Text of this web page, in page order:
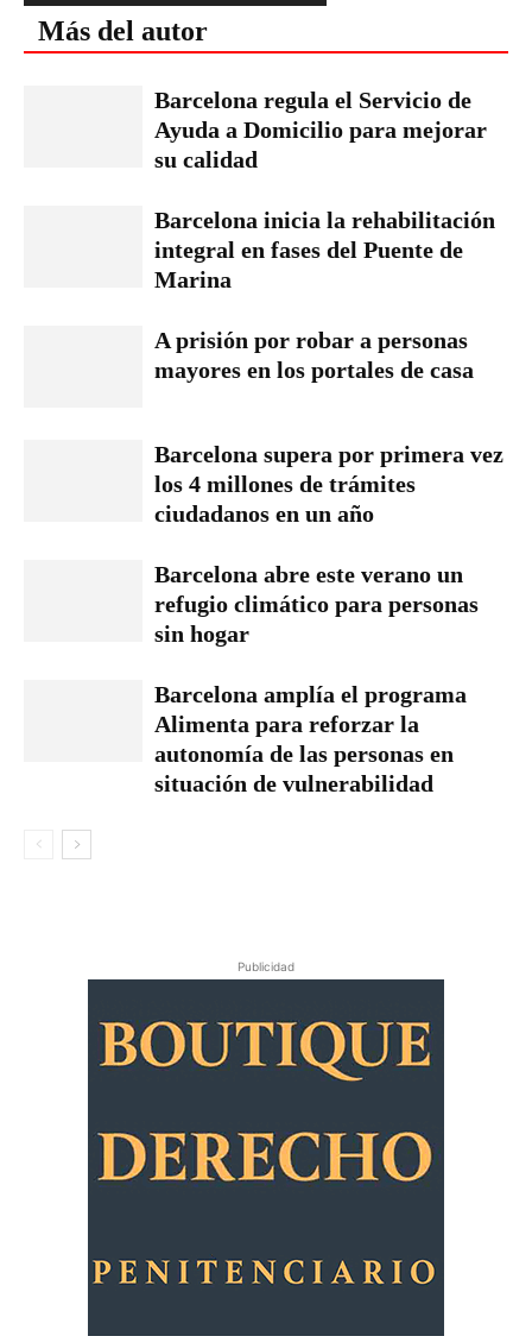
Más del autor
Barcelona regula el Servicio de
Ayuda a Domicilio para mejorar
su calidad
Barcelona inicia la rehabilitación
integral en fases del Puente de
Marina
A prisión por robar a personas
mayores en los portales de casa
Barcelona supera por primera vez
los 4 millones de trámites
ciudadanos en un año
Barcelona abre este verano un
refugio climático para personas
sin hogar
Barcelona amplía el programa
Alimenta para reforzar la
autonomía de las personas en
situación de vulnerabilidad
Publicidad